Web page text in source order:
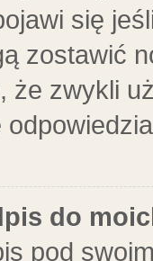
się
zostawić
że zwykli
do
pod